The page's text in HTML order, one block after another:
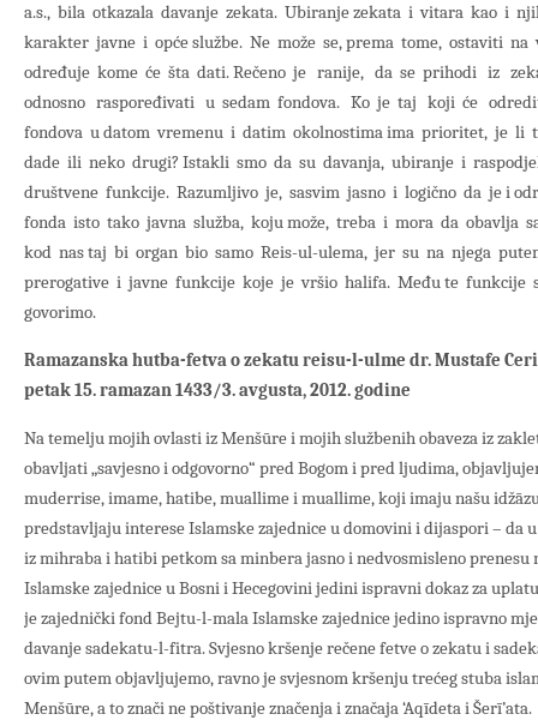
a.s., bila otkazala davanje zekata. Ubiranje zekata i vitara kao i
karakter javne i opće službe. Ne može se, prema tome, ostaviti
određuje kome će šta dati. Rečeno je ranije, da se prihodi iz
odnosno raspoređivati u sedam fondova. Ko je taj koji će
fondova u datom vremenu i datim okolnostima ima prioritet, je li
dade ili neko drugi? Istakli smo da su davanja, ubiranje i
društvene funkcije. Razumljivo je, sasvim jasno i logično da je i
fonda isto tako javna služba, koju može, treba i mora da obavlja
kod nas taj bi organ bio samo Reis-ul-ulema, jer su na njega
prerogative i javne funkcije koje je vršio halifa. Među te funkcije
govorimo.
Ramazanska hutba-fetva o zekatu reisu-l-ulme dr. Mustafe
petak 15. ramazan 1433/3. avgusta, 2012. godine
Na temelju mojih ovlasti iz Menšūre i mojih službenih obaveza iz
obavljati „savjesno i odgovorno“ pred Bogom i pred ljudima,
muderrise, imame, hatibe, muallime i muallime, koji imaju našu
predstavljaju interese Islamske zajednice u domovini i dijaspori – da
iz mihraba i hatibi petkom sa minbera jasno i nedvosmisleno prenesu
Islamske zajednice u Bosni i Hecegovini jedini ispravni dokaz za
je zajednički fond Bejtu-l-mala Islamske zajednice jedino ispravno
davanje sadekatu-l-fitra. Svjesno kršenje rečene fetve o zekatu i
ovim putem objavljujemo, ravno je svjesnom kršenju trećeg stuba
Menšūre, a to znači ne poštivanje značenja i značaja ‘Aqīdeta i Šerī’ata.